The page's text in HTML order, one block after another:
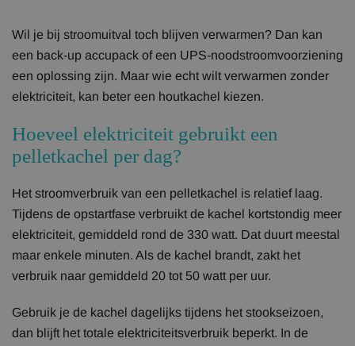
Wil je bij stroomuitval toch blijven verwarmen? Dan kan
een back-up accupack of een UPS-noodstroomvoorziening
een oplossing zijn. Maar wie echt wilt verwarmen zonder
elektriciteit, kan beter een houtkachel kiezen.
Hoeveel elektriciteit gebruikt een
pelletkachel per dag?
Het stroomverbruik van een pelletkachel is relatief laag.
Tijdens de opstartfase verbruikt de kachel kortstondig meer
elektriciteit, gemiddeld rond de 330 watt. Dat duurt meestal
maar enkele minuten. Als de kachel brandt, zakt het
verbruik naar gemiddeld 20 tot 50 watt per uur.
Gebruik je de kachel dagelijks tijdens het stookseizoen,
dan blijft het totale elektriciteitsverbruik beperkt. In de